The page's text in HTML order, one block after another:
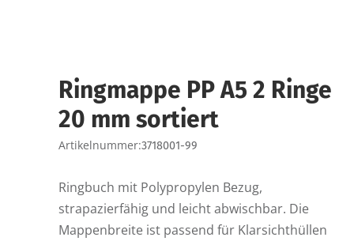
Ringmappe PP A5 2 Ringe
20 mm sortiert
Artikelnummer:3718001-99
Ringbuch mit Polypropylen Bezug,
strapazierfähig und leicht abwischbar. Die
Mappenbreite ist passend für Klarsichthüllen